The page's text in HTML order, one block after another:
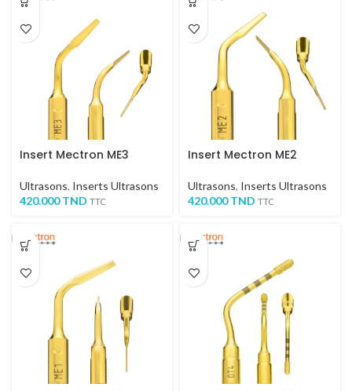
Insert Mectron ME3
Ultrasons, Inserts Ultrasons
420.000TND TTC
Insert Mectron ME2
Ultrasons, Inserts Ultrasons
420.000TND TTC